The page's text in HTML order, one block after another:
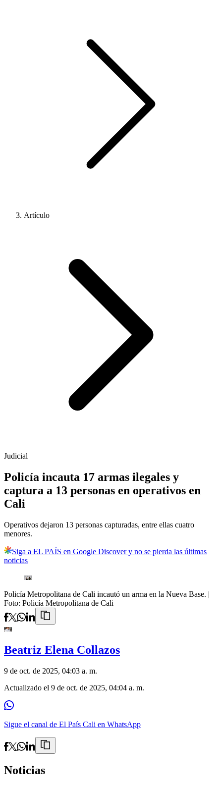
Artículo
Judicial
Policía incauta 17 armas ilegales y
captura a 13 personas en operativos en
Cali
Operativos dejaron 13 personas capturadas, entre ellas cuatro
menores.
Siga a EL PAÍS en Google Discover y no se pierda las últimas
noticias
Policía Metropolitana de Cali incautó un arma en la Nueva Base. |
Foto: Policía Metropolitana de Cali
Beatriz Elena Collazos
9 de oct. de 2025, 04:03 a. m.
Actualizado el 9 de oct. de 2025, 04:04 a. m.
Sigue el canal de El País Cali en WhatsApp
Noticias